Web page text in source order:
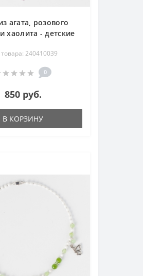
агата, розового
хаолита - детские
240410039
0
850 руб.
В КОРЗИНУ